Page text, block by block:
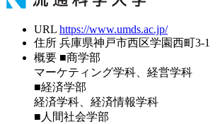
URL https://www.umds.ac.jp/
住所 兵庫県神戸市西区学園西町3-1
概要 ■商学部
マーケティング学科、経営学科
■経済学部
経済学科、経済情報学科
■人間社会学部